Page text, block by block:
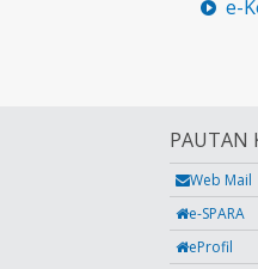
e-
PAUTAN
Web Mail
e-SPARA
eProfil